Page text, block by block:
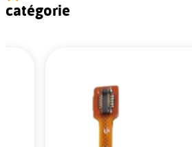
catégorie